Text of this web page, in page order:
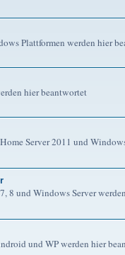
Plattformen werden hier
hier beantwortet
Server 2011 und
8 und Windows Server
und WP werden hier